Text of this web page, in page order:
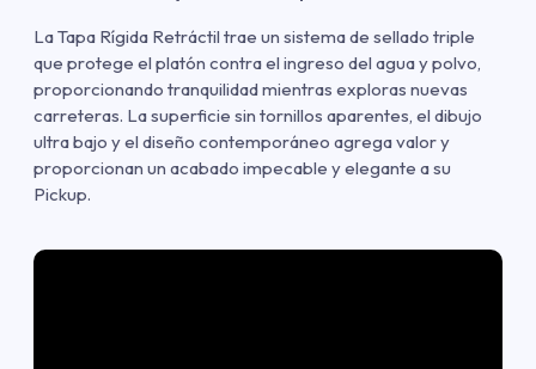
La Tapa Rígida Retráctil trae un sistema de sellado triple
que protege el platón contra el ingreso del agua y polvo,
proporcionando tranquilidad mientras exploras nuevas
carreteras. La superficie sin tornillos aparentes, el dibujo
ultra bajo y el diseño contemporáneo agrega valor y
proporcionan un acabado impecable y elegante a su
Pickup.